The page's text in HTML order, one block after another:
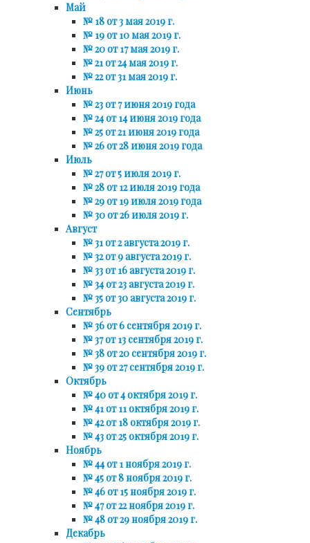
Май
№ 18 от 3 мая 2019 г.
№ 19 от 10 мая 2019 г.
№ 20 от 17 мая 2019 г.
№ 21 от 24 мая 2019 г.
№ 22 от 31 мая 2019 г.
Июнь
№ 23 от 7 июня 2019 года
№ 24 от 14 июня 2019 года
№ 25 от 21 июня 2019 года
№ 26 от 28 июня 2019 года
Июль
№ 27 от 5 июля 2019 г.
№ 28 от 12 июля 2019 года
№ 29 от 19 июля 2019 года
№ 30 от 26 июля 2019 г.
Август
№ 31 от 2 августа 2019 г.
№ 32 от 9 августа 2019 г.
№ 33 от 16 августа 2019 г.
№ 34 от 23 августа 2019 г.
№ 35 от 30 августа 2019 г.
Сентябрь
№ 36 от 6 сентября 2019 г.
№ 37 от 13 сентября 2019 г.
№ 38 от 20 сентября 2019 г.
№ 39 от 27 сентября 2019 г.
Октябрь
№ 40 от 4 октября 2019 г.
№ 41 от 11 октября 2019 г.
№ 42 от 18 октября 2019 г.
№ 43 от 25 октября 2019 г.
Ноябрь
№ 44 от 1 ноября 2019 г.
№ 45 от 8 ноября 2019 г.
№ 46 от 15 ноября 2019 г.
№ 47 от 22 ноября 2019 г.
№ 48 от 29 ноября 2019 г.
Декабрь